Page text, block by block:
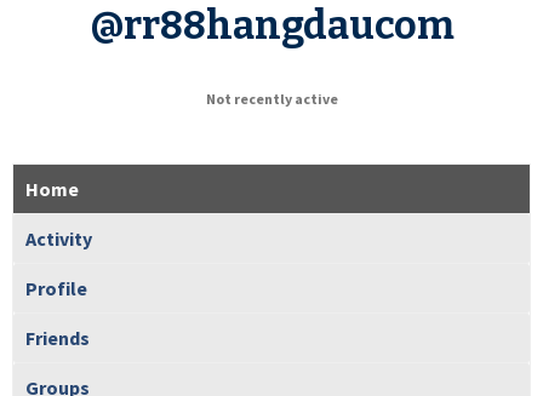
@rr88hangdaucom
Not recently active
Home
Activity
Profile
Friends
Groups